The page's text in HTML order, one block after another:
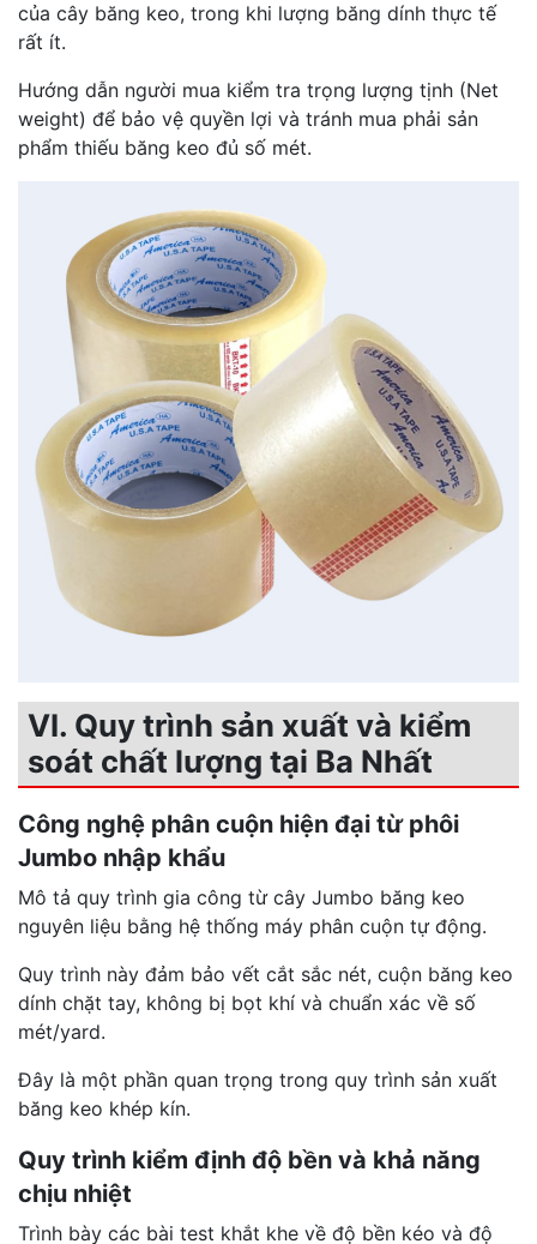
của cây băng keo, trong khi lượng băng dính thực tế
rất ít.
Hướng dẫn người mua kiểm tra trọng lượng tịnh (Net
weight) để bảo vệ quyền lợi và tránh mua phải sản
phẩm thiếu băng keo đủ số mét.
VI. Quy trình sản xuất và kiểm
soát chất lượng tại Ba Nhất
Công nghệ phân cuộn hiện đại từ phôi
Jumbo nhập khẩu
Mô tả quy trình gia công từ cây Jumbo băng keo
nguyên liệu bằng hệ thống máy phân cuộn tự động.
Quy trình này đảm bảo vết cắt sắc nét, cuộn băng keo
dính chặt tay, không bị bọt khí và chuẩn xác về số
mét/yard.
Đây là một phần quan trọng trong quy trình sản xuất
băng keo khép kín.
Quy trình kiểm định độ bền và khả năng
chịu nhiệt
Trình bày các bài test khắt khe về độ bền kéo và độ